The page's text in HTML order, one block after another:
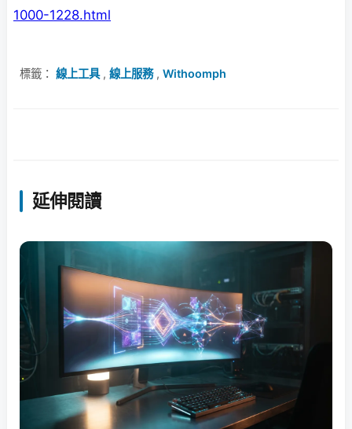
1000-1228.html
標籤： 線上工具, 線上服務, Withoomph
延伸閱讀